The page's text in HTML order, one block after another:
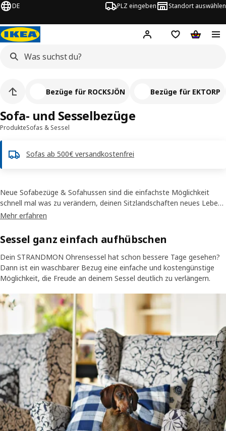
DE PLZ eingeben Standort auswählen
Hej! Hier einloggen
Merkzettel
ProdukteSofas & Sessel
Sofas ab 500€ versandkostenfrei
Sofa- und Sesselbezüge
Bezüge für ROCKSJÖN Bezüge für EKTORP
Neue Sofabezüge & Sofahussen sind die einfachste Möglichkeit
schnell mal was zu verändern, deinen Sitzlandschaften neues Leben
einzuhauchen und damit dem ganzen Raum einen neuen Look zu
unterschiedlichsten Farben und Materialien zur Wahl.
Mehr erfahren
Sessel ganz einfach aufhübschen
Dein STRANDMON Ohrensessel hat schon bessere Tage gesehen?
Dann ist ein waschbarer Bezug eine einfache und kostengünstige
Möglichkeit, die Freude an deinem Sessel deutlich zu verlängern.